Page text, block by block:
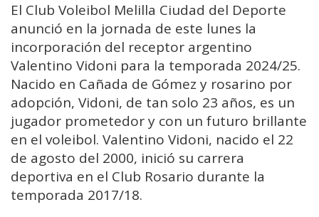
El Club Voleibol Melilla Ciudad del Deporte
anunció en la jornada de este lunes la
incorporación del receptor argentino
Valentino Vidoni para la temporada 2024/25.
Nacido en Cañada de Gómez y rosarino por
adopción, Vidoni, de tan solo 23 años, es un
jugador prometedor y con un futuro brillante
en el voleibol. Valentino Vidoni, nacido el 22
de agosto del 2000, inició su carrera
deportiva en el Club Rosario durante la
temporada 2017/18.